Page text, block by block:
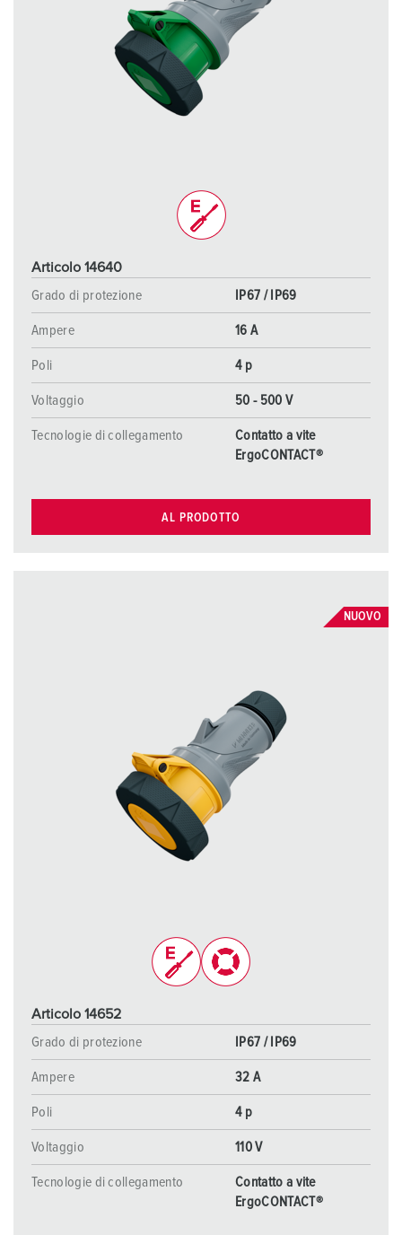
Articolo 14640
Grado di protezione
IP67 / IP69
Ampere 16 A
Poli 4 p
Voltaggio 50 - 500 V
Tecnologie di collegamento
Contatto a vite
ErgoCONTACT®
AL PRODOTTO
NUOVO
Articolo 14652
Grado di protezione
IP67 / IP69
Ampere 32 A
Poli 4 p
Voltaggio 110 V
Tecnologie di collegamento
Contatto a vite
ErgoCONTACT®